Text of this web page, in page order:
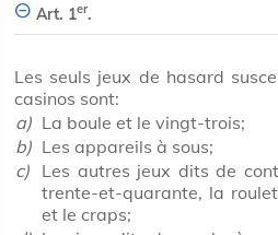
Art. 1er.
Les seuls jeux de hasard
casinos sont:
a) La boule et le vingt-trois;
b) Les appareils à sous;
c) Les autres jeux dits de
trente-et-quarante, la
et le craps;